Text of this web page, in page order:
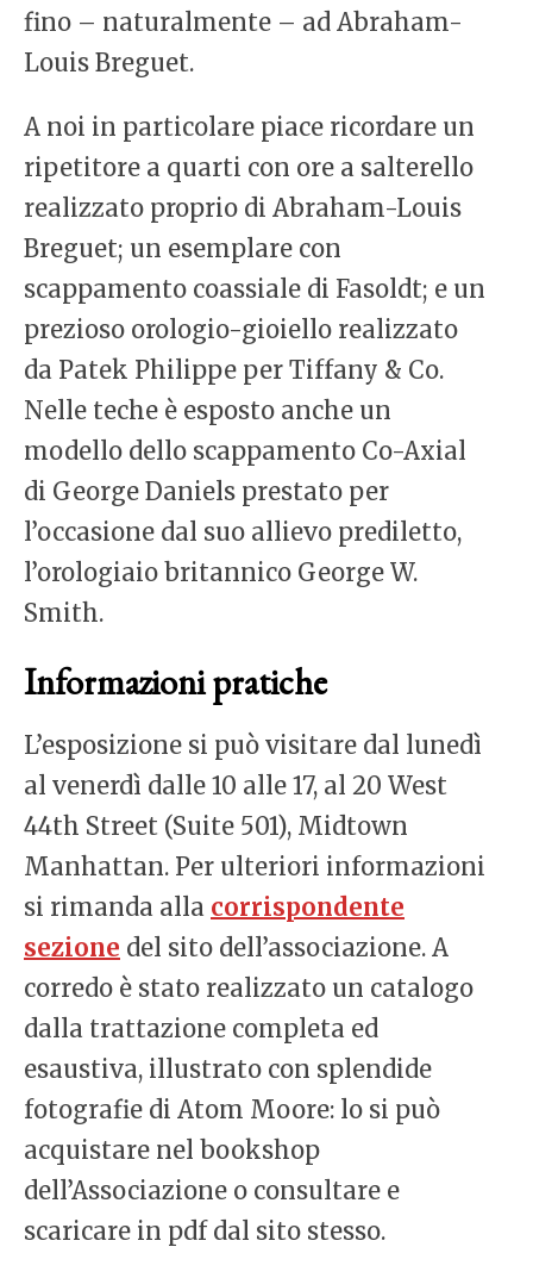
fino – naturalmente – ad Abraham-
Louis Breguet.
A noi in particolare piace ricordare un
ripetitore a quarti con ore a salterello
realizzato proprio di Abraham-Louis
Breguet; un esemplare con
scappamento coassiale di Fasoldt; e un
prezioso orologio-gioiello realizzato
da Patek Philippe per Tiffany & Co.
Nelle teche è esposto anche un
modello dello scappamento Co-Axial
di George Daniels prestato per
l’occasione dal suo allievo prediletto,
l’orologiaio britannico George W.
Smith.
Informazioni pratiche
L’esposizione si può visitare dal lunedì
al venerdì dalle 10 alle 17, al 20 West
44th Street (Suite 501), Midtown
Manhattan. Per ulteriori informazioni
si rimanda alla corrispondente
sezione del sito dell’associazione. A
corredo è stato realizzato un catalogo
dalla trattazione completa ed
esaustiva, illustrato con splendide
fotografie di Atom Moore: lo si può
acquistare nel bookshop
dell’Associazione o consultare e
scaricare in pdf dal sito stesso.